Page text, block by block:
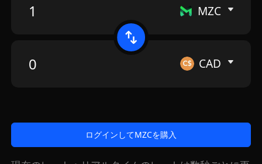
MZC
CAD
ログインしてMZCを購入